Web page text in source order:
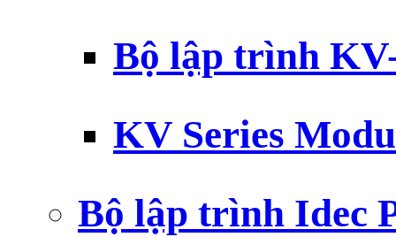
Bộ lập trình
KV Series
Bộ lập trình Idec